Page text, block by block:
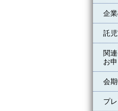
企
託
関
お
会
プ